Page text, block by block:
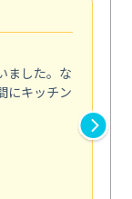
ました。な
にキッチン